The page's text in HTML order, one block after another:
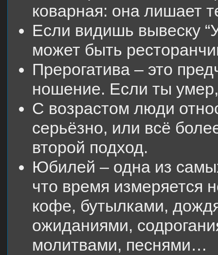
коварная: она лишает
Если видишь вывеску
может быть
Прерогатива – это
ношение. Если ты умер,
С возрастом люди
серьёзно, или всё
второй подход.
Юбилей – одна из
что время измеряется
кофе, бутылками,
ожиданиями,
молитвами, песнями…